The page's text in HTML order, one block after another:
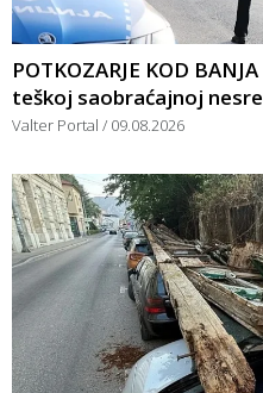
POTKOZARJE KOD
teškoj saobraćajnoj
Valter Portal 09.08.2026